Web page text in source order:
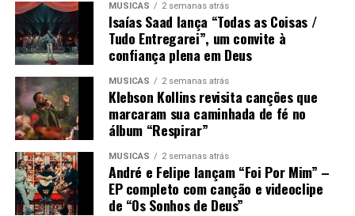
MÚSICAS 2 semanas atrás
Isaías Saad lança “Todas as Coisas /
Tudo Entregarei”, um convite à
confiança plena em Deus
MÚSICAS 2 semanas atrás
Klebson Kollins revisita canções que
marcaram sua caminhada de fé no
álbum “Respirar”
MÚSICAS 2 semanas atrás
André e Felipe lançam “Foi Por Mim” –
EP completo com canção e videoclipe
de “Os Sonhos de Deus”